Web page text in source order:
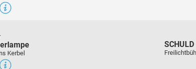
Kerbel
SCHULD